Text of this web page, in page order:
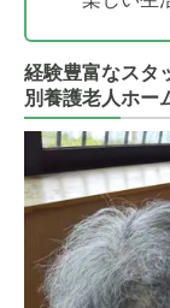
経験豊富なスタ
別養護老人ホー